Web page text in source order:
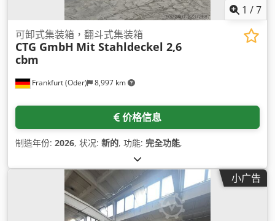
1 /7
Frankfurt (Oder) 8,997 km
可卸式集装箱，翻斗式集装箱
CTG GmbH Mit Stahldeckel 2,6
cbm
价格信息
制造年份: 2026, 状况: 新的, 功能: 完全功能,
小广告